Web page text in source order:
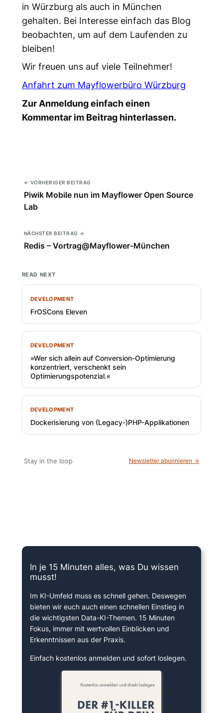
in Würzburg als auch in München
gehalten. Bei Interesse einfach das Blog
beobachten, um auf dem Laufenden zu
bleiben!
Wir freuen uns auf viele Teilnehmer!
Anfahrt zum Mayflowerbüro Würzburg
Zur Anmeldung einfach einen
Kommentar im Beitrag hinterlassen.
← VORHERIGER BEITRAG
Piwik Mobile nun im Mayflower Open Source
Lab
NÄCHSTER BEITRAG →
Redis – Vortrag@Mayflower-München
READ NEXT
DEVELOPMENT
FrOSCons Eleven
DEVELOPMENT
»Wer sich allein auf Conversion-Optimierung
konzentriert, verschenkt sein
Optimierungspotenzial.«
DEVELOPMENT
Dockerisierung von (Legacy-)PHP-Applikationen
Stay in the loop Newsletter abonnieren →
In je 15 Minuten alles, was Du wissen
musst!
Im KI-Umfeld muss es schnell gehen. Deswegen
bieten wir euch auch einen schnellen Einstieg in
die wichtigsten Data-KI-Themen. 15 Minuten
Fokus, immer mit wertvollen Einblicken und
Erkenntnissen aus der Praxis.
Einfach kostenlos anmelden und sofort loslegen.